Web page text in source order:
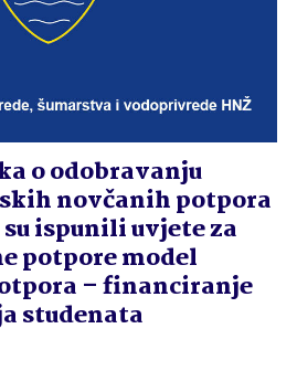
o odobravanju
novčanih potpora
ispunili uvjete za
potpore model
– financiranje
studenata